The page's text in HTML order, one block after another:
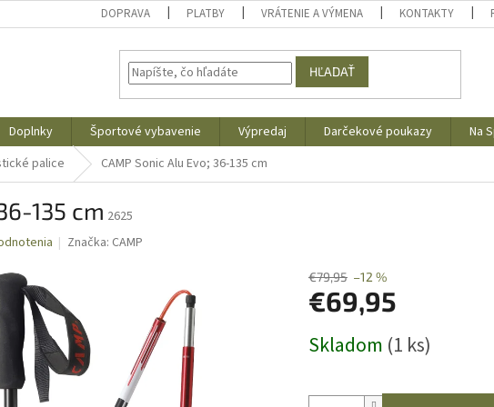
DOPRAVA PLATBY VRÁTENIE A VÝMENA KONTAKTY
HĽADAŤ
Doplnky Športové vybavenie Výpredaj Darčekové poukazy Na
palice CAMP Sonic Alu Evo; 36-135 cm
135 cm 2625
Značka: CAMP
€79,95 –12 %
€69,95
cena:
Skladom (1 ks)